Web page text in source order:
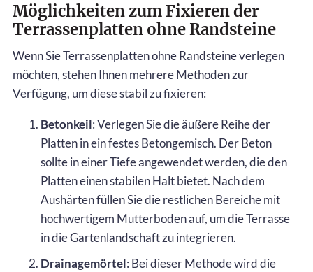
Möglichkeiten zum Fixieren der
Terrassenplatten ohne Randsteine
Wenn Sie Terrassenplatten ohne Randsteine verlegen
möchten, stehen Ihnen mehrere Methoden zur
Verfügung, um diese stabil zu fixieren:
Betonkeil: Verlegen Sie die äußere Reihe der
Platten in ein festes Betongemisch. Der Beton
sollte in einer Tiefe angewendet werden, die den
Platten einen stabilen Halt bietet. Nach dem
Aushärten füllen Sie die restlichen Bereiche mit
hochwertigem Mutterboden auf, um die Terrasse
in die Gartenlandschaft zu integrieren.
Drainagemörtel: Bei dieser Methode wird die